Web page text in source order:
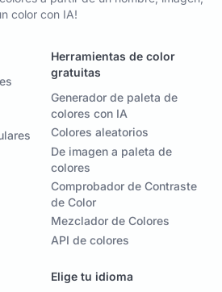
color con IA!
Herramientas de color
gratuitas
Generador de paleta de
colores con IA
Colores aleatorios
De imagen a paleta de
colores
Comprobador de Contraste
de Color
Mezclador de Colores
API de colores
Elige tu idioma